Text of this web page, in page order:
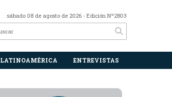
sábado 08 de agosto de 2026 - Edición Nº2803
LATINOAMÉRICA ENTREVISTAS